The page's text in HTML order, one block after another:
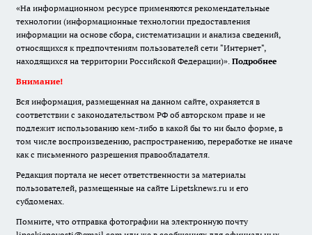
«На информационном ресурсе применяются рекомендательные
технологии (информационные технологии предоставления
информации на основе сбора, систематизации и анализа сведений,
относящихся к предпочтениям пользователей сети "Интернет",
находящихся на территории Российской Федерации)». Подробнее
Внимание!
Вся информация, размещенная на данном сайте, охраняется в
соответствии с законодательством РФ об авторском праве и не
подлежит использованию кем-либо в какой бы то ни было форме, в
том числе воспроизведению, распространению, переработке не иначе
как с письменного разрешения правообладателя.
Редакция портала не несет ответственности за материалы
пользователей, размещенные на сайте Lipetsknews.ru и его
субдоменах.
Помните, что отправка фотографии на электронную почту